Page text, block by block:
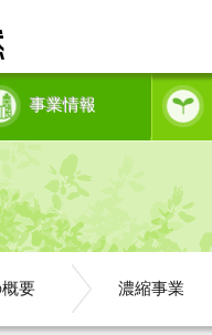
事業情報
要 濃縮事業